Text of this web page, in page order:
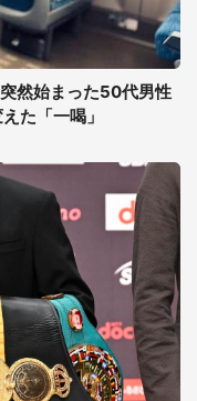
然始まった50代男性
た「一喝」